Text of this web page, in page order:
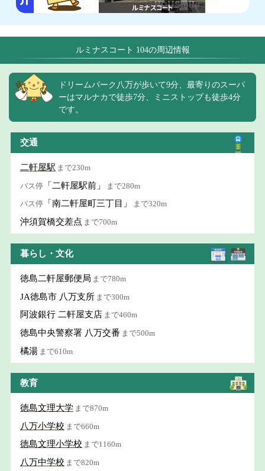
ルミナスコート 104の周辺情報
ドリームパーク八万が歩いて9分、最寄りのスーパ
ーはマルナカで徒歩7分、ミニストップも徒歩4分
です。
交通
二軒屋駅 まで230m
バス停 「二軒屋駅前」 まで280m
バス停 「南二軒屋町三丁目」 まで320m
沖須賀橋交差点 まで700m
暮らし・文化
徳島二軒屋郵便局 まで780m
JA徳島市 八万支所 まで300m
阿波銀行 二軒屋支店 まで460m
徳島中央警察署 八万交番 まで500m
橘湯 まで610m
教育
徳島文理大学 まで870m
八万小学校 まで660m
徳島文理小学校 まで1160m
八万中学校 まで820m